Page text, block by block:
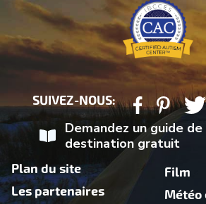
SUIVEZ-NOUS:
Demandez un guide de
destination gratuit
Plan du site
Les partenaires
Film
Météo